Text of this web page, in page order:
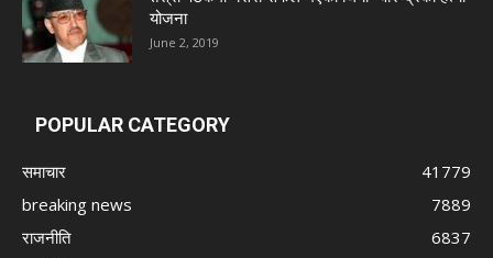
योजना
June 2, 2019
POPULAR CATEGORY
समाचार
41779
breaking news
7889
राजनीति
6837